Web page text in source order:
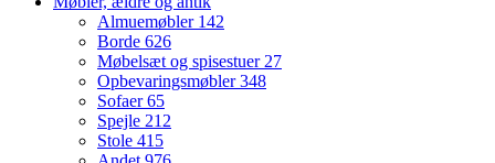
Almuemøbler 142
Borde 626
Møbelsæt og spisestuer27
Opbevaringsmøbler348
Sofaer65
Spejle 212
Stole 415